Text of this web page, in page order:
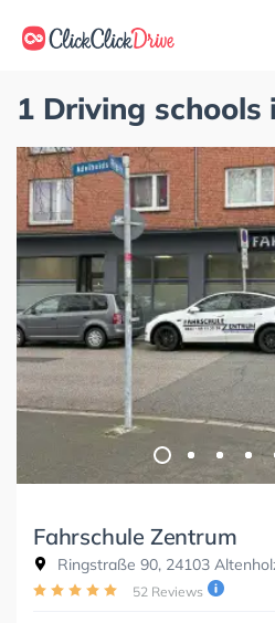
1 Driving
Fahrschule Zentrum
Ringstraße 90, 24103
52 Reviews